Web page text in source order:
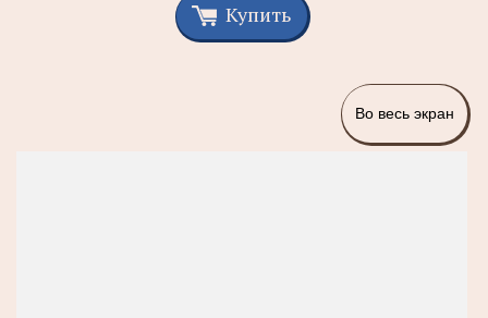
Купить
Во весь экран